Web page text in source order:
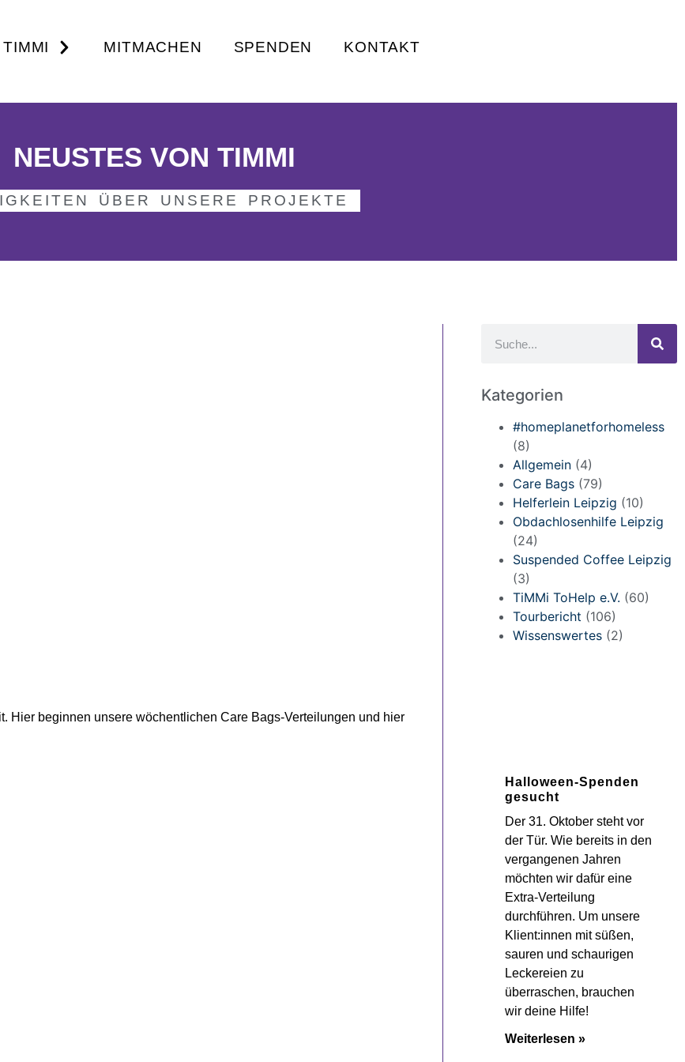
TIMMI MITMACHEN SPENDEN KONTAKT
NEUSTES VON TIMMI
ÜBER UNSERE PROJEKTE
Hier beginnen unsere wöchentlichen Care Bags-Verteilungen und hier
Kategorien
#homeplanetforhomeless
(8)
Allgemein (4)
Care Bags (79)
Helferlein Leipzig (10)
Obdachlosenhilfe Leipzig
(24)
Suspended Coffee Leipzig
(3)
TiMMi ToHelp e.V. (60)
Tourbericht (106)
Wissenswertes (2)
Halloween-Spenden
gesucht
Der 31. Oktober steht vor
der Tür. Wie bereits in den
vergangenen Jahren
möchten wir dafür eine
Extra-Verteilung
durchführen. Um unsere
Klient:innen mit süßen,
sauren und schaurigen
Leckereien zu
überraschen, brauchen
wir deine Hilfe!
Weiterlesen »